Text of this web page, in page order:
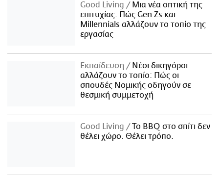
Good Living
Μια νέα οπτική της
επιτυχίας: Πώς Gen Zs και
Millennials αλλάζουν το τοπίο της
εργασίας
Εκπαίδευση
Νέοι δικηγόροι
αλλάζουν το τοπίο: Πώς οι
σπουδές Νομικής οδηγούν σε
θεσμική συμμετοχή
Good Living
Το BBQ στο σπίτι δεν
θέλει χώρο. Θέλει τρόπο.